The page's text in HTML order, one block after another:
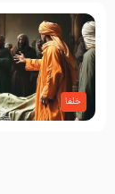
خلفا